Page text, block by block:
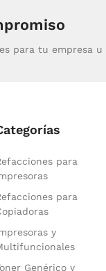
para tu empresa u
para
para
y
Genérico y